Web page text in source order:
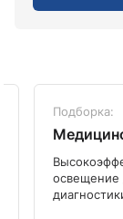
Подборка:
освещение